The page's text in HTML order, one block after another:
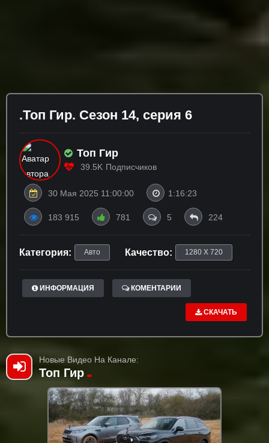
.Топ Гир. Сезон 14, серия 6
Топ Гир
39.5K Подписчиков
30 Мая 2025 11:00:00 1:16:23
183 915 781 5 224
Категория: Авто Качество: 1280 X 720
ИНФОРМАЦИЯ КОМЕНТАРИИ
СКАЧАТЬ
Новые Видео На Канале:
Топ Гир